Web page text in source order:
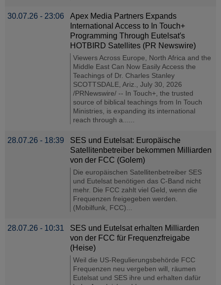
30.07.26 - 23:06
Apex Media Partners Expands
International Access to In Touch+
Programming Through Eutelsat′s
HOTBIRD Satellites (PR Newswire)
Viewers Across Europe, North Africa and the
Middle East Can Now Easily Access the
Teachings of Dr. Charles Stanley
SCOTTSDALE, Ariz., July 30, 2026
/PRNewswire/ -- In Touch+, the trusted
source of biblical teachings from In Touch
Ministries, is expanding its international
reach through a......
28.07.26 - 18:39
SES und Eutelsat: Europäische
Satellitenbetreiber bekommen Milliarden
von der FCC (Golem)
Die europäischen Satellitenbetreiber SES
und Eutelsat benötigen das C-Band nicht
mehr. Die FCC zahlt viel Geld, wenn die
Frequenzen freigegeben werden.
(Mobilfunk, FCC)...
28.07.26 - 10:31
SES und Eutelsat erhalten Milliarden
von der FCC für Frequenzfreigabe
(Heise)
Weil die US-Regulierungsbehörde FCC
Frequenzen neu vergeben will, räumen
Eutelsat und SES ihre und erhalten dafür